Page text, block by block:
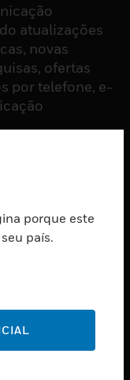
atualizações
novas
ofertas
por telefone, e-
porque este
país.